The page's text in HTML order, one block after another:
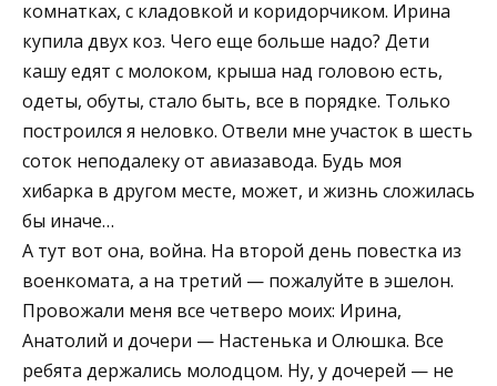
комнатках, с кладовкой и коридорчиком. Ирина
купила двух коз. Чего еще больше надо? Дети
кашу едят с молоком, крыша над головою есть,
одеты, обуты, стало быть, все в порядке. Только
построился я неловко. Отвели мне участок в шесть
соток неподалеку от авиазавода. Будь моя
хибарка в другом месте, может, и жизнь сложилась
бы иначе…
А тут вот она, война. На второй день повестка из
военкомата, а на третий — пожалуйте в эшелон.
Провожали меня все четверо моих: Ирина,
Анатолий и дочери — Настенька и Олюшка. Все
ребята держались молодцом. Ну, у дочерей — не